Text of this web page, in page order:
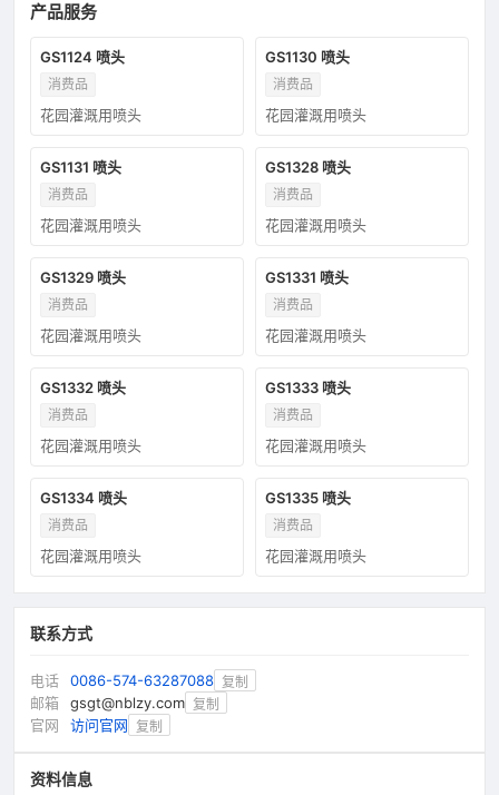
产品服务
GS1124 喷头
消费品
花园灌溉用喷头
GS1130 喷头
消费品
花园灌溉用喷头
GS1131 喷头
消费品
花园灌溉用喷头
GS1328 喷头
消费品
花园灌溉用喷头
GS1329 喷头
消费品
花园灌溉用喷头
GS1331 喷头
消费品
花园灌溉用喷头
GS1332 喷头
消费品
花园灌溉用喷头
GS1333 喷头
消费品
花园灌溉用喷头
GS1334 喷头
消费品
花园灌溉用喷头
GS1335 喷头
消费品
花园灌溉用喷头
联系方式
电话 0086-574-63287088 复制
邮箱 gsgt@nblzy.com 复制
官网 访问官网 复制
资料信息